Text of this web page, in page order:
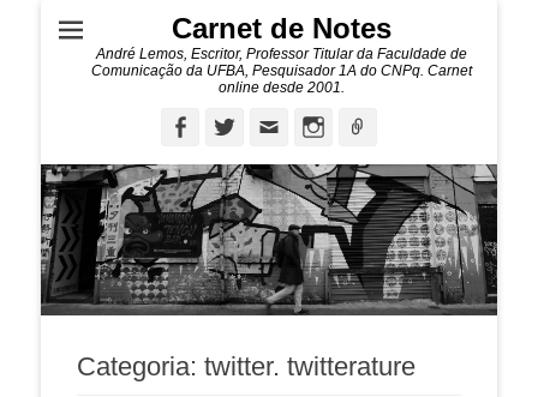
Carnet de Notes
André Lemos, Escritor, Professor Titular da Faculdade de
Comunicação da UFBA, Pesquisador 1A do CNPq. Carnet
online desde 2001.
FacebookTwitterEmail Instagram
Categoria: twitter. twitterature